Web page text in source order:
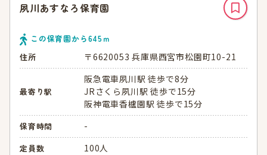
夙川あすなろ保育園
この保育園から645ｍ
住所
〒6620053 兵庫県西宮市松園町10-21
最寄り駅
阪急電車夙川駅 徒歩で8分
JRさくら夙川駅 徒歩で15分
阪神電車香櫨園駅 徒歩で15分
保育時間 -
定員数 100人